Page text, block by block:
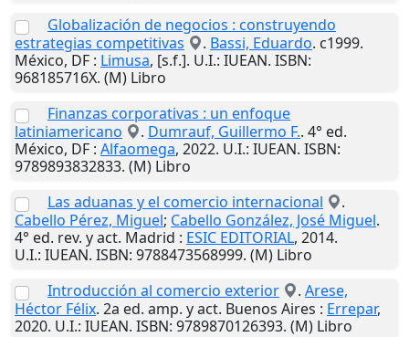
Globalización de negocios : construyendo
estrategias competitivas
. Bassi, Eduardo. c1999.
México, DF : Limusa, [s.f.]. U.I.: IUEAN. ISBN:
968185716X. (M) Libro
Finanzas corporativas : un enfoque
latiniamericano
. Dumrauf, Guillermo F.. 4° ed.
México, DF : Alfaomega, 2022. U.I.: IUEAN. ISBN:
9789893832833. (M) Libro
Las aduanas y el comercio internacional
.
Cabello Pérez, Miguel; Cabello González, José Miguel.
4° ed. rev. y act. Madrid : ESIC EDITORIAL, 2014.
U.I.: IUEAN. ISBN: 9788473568999. (M) Libro
Introducción al comercio exterior
. Arese,
Héctor Félix. 2a ed. amp. y act. Buenos Aires : Errepar,
2020. U.I.: IUEAN. ISBN: 9789870126393. (M) Libro